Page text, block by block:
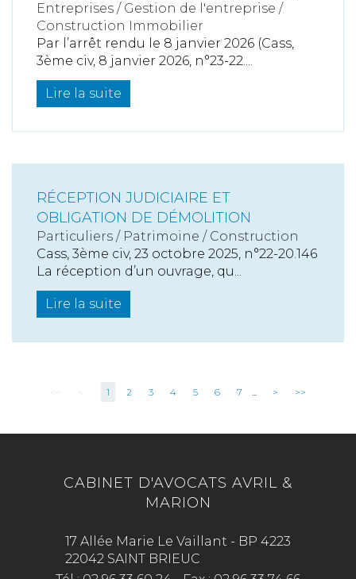
Entreprises / Gestion de l'entreprise /
Construction Immobilier
Par l’arrêt rendu le 8 janvier 2026 (Cass,
3ème civ, 8 janvier 2026, n°23-22....
Lire la suite
RÉCEPTION JUDICIAIRE ET
OBLIGATION DE DÉMOLITION
Particuliers / Patrimoine / Construction
Cass, 3ème civ, 23 octobre 2025, n°22-20.146
La réception d’un ouvrage, qu...
Lire la suite
1 2 3 4 5 6 7 ... > >>
CABINET D'AVOCATS AVRIL &
MARION
17 Allée Marie Le Vaillant - BP 4223
22042 SAINT BRIEUC